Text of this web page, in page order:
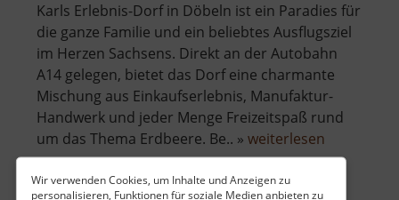
Wir verwenden Cookies, um Inhalte und Anzeigen zu
personalisieren, Funktionen für soziale Medien anbieten zu
Karls Erlebnis-Dorf in Döbeln ist ein Paradies für
die ganze Familie und ein beliebtes Ausflugsziel
im Herzen Sachsens. Direkt an der Autobahn
A14 gelegen, bietet das Dorf eine charmante
Mischung aus Einkaufserlebnis, Manufaktur-
Handwerk und jeder Menge Freizeitspaß rund
um das Thema Erdbeere. Be.. » weiterlesen
Karls